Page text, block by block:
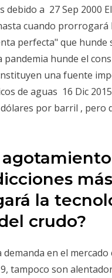
debido a 27 Sep 2000
cuando
perfecta" que
hunde el
una fuente
de aguas 16 Dic
por barril , pero
la
crudo?
demanda en el
tampoco son